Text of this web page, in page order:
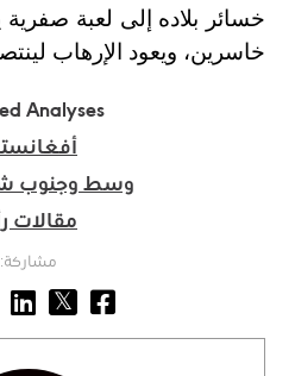
خسائر بلاده إلى لعبة
خاسرين، ويعود الإرهاب
Analyses:
وسط وجنوب
مقالات
مشاركة: